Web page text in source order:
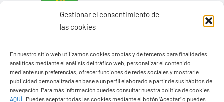
Gestionar el consentimiento de
las cookies
En nuestro sitio web utilizamos cookies propias y de terceros para finalidades
analíticas mediante el análisis del tráfico web, personalizar el contenido
mediante sus preferencias, ofrecer funciones de redes sociales y mostrarle
publicidad personalizada en base a un perfil elaborado a partir de sus hábitos de
navegación. Para más información puedes consultar nuestra política de cookies
AQUÍ
Puedes aceptar todas las cookies mediante el botón “Aceptar” o puedes
Ayuntamiento de Yaiza
Pza. de Los Remedios, 1